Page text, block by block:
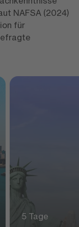
NAFSA (2024)
für
5 Tage